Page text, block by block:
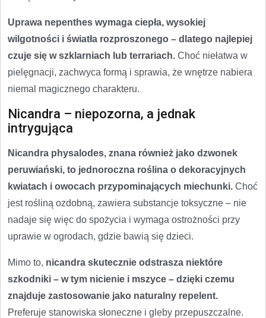
Uprawa nepenthes wymaga ciepła, wysokiej
wilgotności i światła rozproszonego – dlatego najlepiej
czuje się w szklarniach lub terrariach. Choć niełatwa w
pielęgnacji, zachwyca formą i sprawia, że wnętrze nabiera
niemal magicznego charakteru.
Nicandra – niepozorna, a jednak
intrygująca
Nicandra physalodes, znana również jako dzwonek
peruwiański, to jednoroczna roślina o dekoracyjnych
kwiatach i owocach przypominających miechunki. Choć
jest rośliną ozdobną, zawiera substancje toksyczne – nie
nadaje się więc do spożycia i wymaga ostrożności przy
uprawie w ogrodach, gdzie bawią się dzieci.
Mimo to, nicandra skutecznie odstrasza niektóre
szkodniki – w tym nicienie i mszyce – dzięki czemu
znajduje zastosowanie jako naturalny repelent.
Preferuje stanowiska słoneczne i gleby przepuszczalne.